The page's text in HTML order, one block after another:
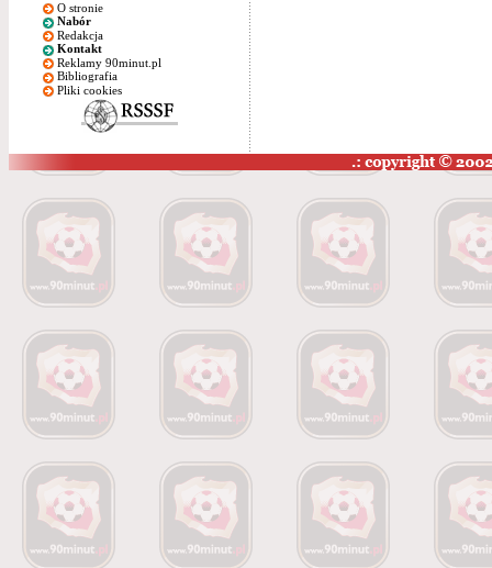
O stronie
Nabór
Redakcja
Kontakt
Reklamy 90minut.pl
Bibliografia
Pliki cookies